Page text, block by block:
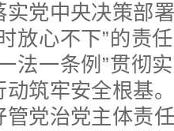
党中央决策部
放心不下”的责
法一条例”贯彻
筑牢安全根基
党治党主体责